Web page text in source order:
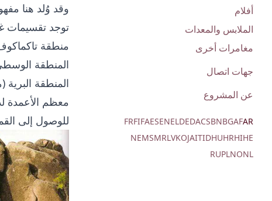
أفلام
الملابس والمعدات
مغامرات أخرى
جهات اتصال
عن المشروع
AR
AF
BG
BN
CS
DA
DE
EL
EN
ES
FA
FI
FR
HE
HI
HR
HU
ID
IT
JA
KO
LV
MR
MS
NE
NL
NO
PL
RU
وقد وُلد هنا
توجد تقسيمات
منطقة
المنطقة الوسطى (على بعد 7
المنطقة البرية
معظم الأعمدة
للوصول إلى